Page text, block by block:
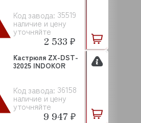
Код завода: 35519
наличие и цену
уточняйте
2 533 ₽
Код завода: 36158
наличие и цену
уточняйте
Кастрюля ZX-DST-
32025 INDOKOR
9 947 ₽